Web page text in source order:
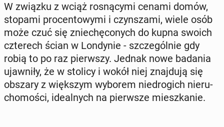
W związku z wciąż ro­sną­cy­mi cenami domów,
stopami pro­cen­to­wy­mi i czyn­sza­mi, wiele osób
może czuć się znie­chę­co­nych do kupna swoich
czte­rech ścian w Lon­dy­nie - szcze­gól­nie gdy
robią to po raz pierw­szy. Jednak nowe badania
ujaw­ni­ły, że w stolicy i wokół niej znaj­du­ją się
obszary z więk­szym wyborem nie­dro­gich nie­ru­
cho­mo­ści, ide­al­nych na pierw­sze miesz­ka­nie.